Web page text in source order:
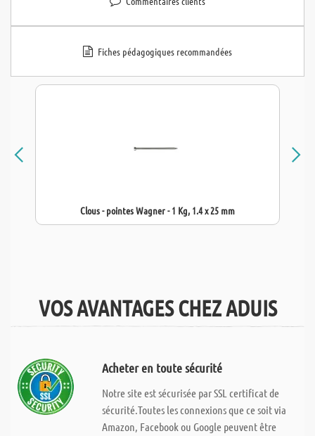
Fiches pédagogiques recommandées
Clous - pointes Wagner - 1 Kg, 1.4 x 25 mm
VOS AVANTAGES CHEZ ADUIS
Acheter en toute sécurité
Notre site est sécurisée par SSL certificat de
sécurité.Toutes les connexions que ce soit via
Amazon, Facebook ou Google peuvent être